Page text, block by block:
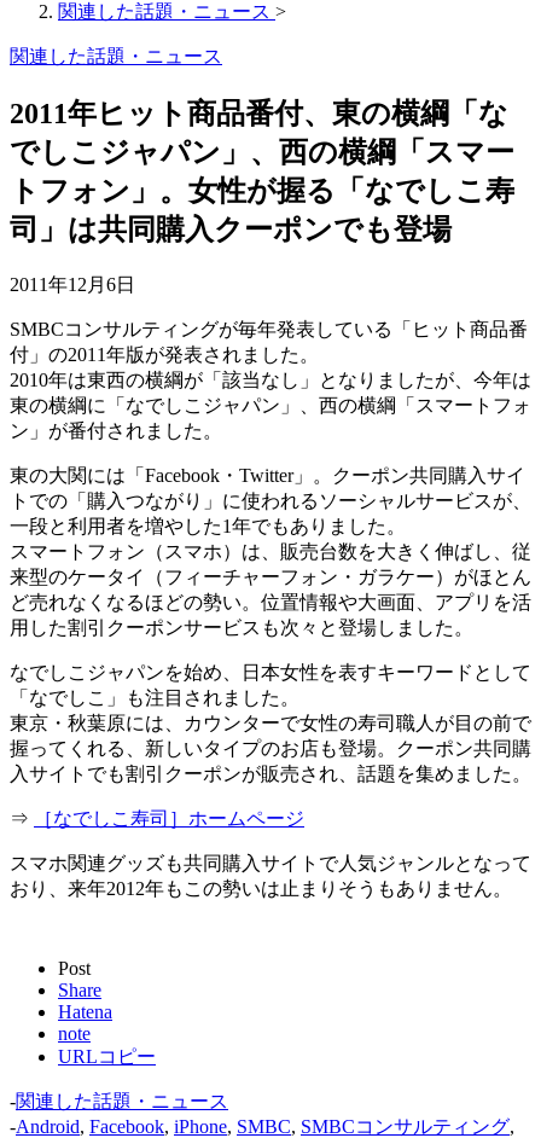
関連した話題・ニュース >
関連した話題・ニュース
2011年ヒット商品番付、東の横綱「な
でしこジャパン」、西の横綱「スマー
トフォン」。女性が握る「なでしこ寿
司」は共同購入クーポンでも登場
2011年12月6日
SMBCコンサルティングが毎年発表している「ヒット商品番
付」の2011年版が発表されました。
2010年は東西の横綱が「該当なし」となりましたが、今年は
東の横綱に「なでしこジャパン」、西の横綱「スマートフォ
ン」が番付されました。
東の大関には「Facebook・Twitter」。クーポン共同購入サイ
トでの「購入つながり」に使われるソーシャルサービスが、
一段と利用者を増やした1年でもありました。
スマートフォン（スマホ）は、販売台数を大きく伸ばし、従
来型のケータイ（フィーチャーフォン・ガラケー）がほとん
ど売れなくなるほどの勢い。位置情報や大画面、アプリを活
用した割引クーポンサービスも次々と登場しました。
なでしこジャパンを始め、日本女性を表すキーワードとして
「なでしこ」も注目されました。
東京・秋葉原には、カウンターで女性の寿司職人が目の前で
握ってくれる、新しいタイプのお店も登場。クーポン共同購
入サイトでも割引クーポンが販売され、話題を集めました。
⇒ ［なでしこ寿司］ホームページ
スマホ関連グッズも共同購入サイトで人気ジャンルとなって
おり、来年2012年もこの勢いは止まりそうもありません。
Post
Share
Hatena
note
URLコピー
-関連した話題・ニュース
-Android, Facebook, iPhone, SMBC, SMBCコンサルティング,